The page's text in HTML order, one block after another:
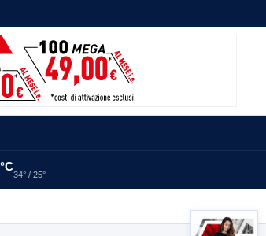
34° / 25°